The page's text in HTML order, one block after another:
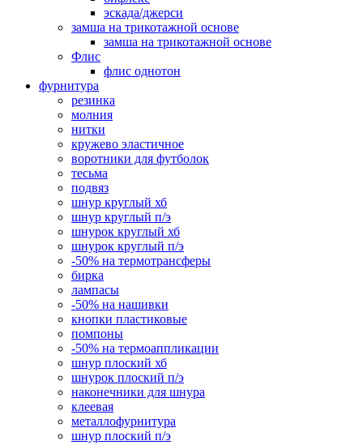
эскада/джерси
замша на трикотажной основе
замша на трикотажной основе
Флис
флис однотон
фурнитура
резинка
молния
нитки
кружево эластичное
воротники для футболок
тесьма
подвяз
шнур круглый хб
шнур круглый п/э
шнурок круглый хб
шнурок круглый п/э
-50% на термотрансферы
бирка
лампасы
-50% на нашивки
кнопки пластиковые
помпоны
-50% на термоаппликации
шнур плоский хб
шнурок плоский п/э
наконечники для шнура
клеевая
металлофурнитура
шнур плоский п/э